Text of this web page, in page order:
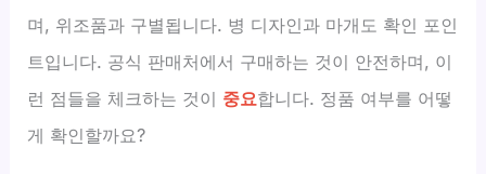
며, 위조품과 구별됩니다. 병 디자인과 마개도 확인 포인
트입니다. 공식 판매처에서 구매하는 것이 안전하며, 이
런 점들을 체크하는 것이 중요합니다. 정품 여부를 어떻
게 확인할까요?